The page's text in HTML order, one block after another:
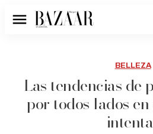
Menú
BELLEZA
Las tendencias de
por todos lados